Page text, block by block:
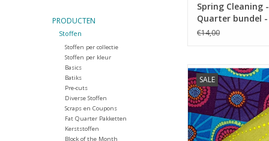
PRODUCTEN
Stoffen
Stoffen per collectie
Stoffen per kleur
Basics
Batiks
Pre-cuts
Diverse Stoffen
Scraps en Coupons
Fat Quarter Pakketten
Kerststoffen
Block of the Month
Spring Cleaning
Quarter bundel -
Black/White
€14,00
SALE
fat quarter
TOEVOEGEN AAN